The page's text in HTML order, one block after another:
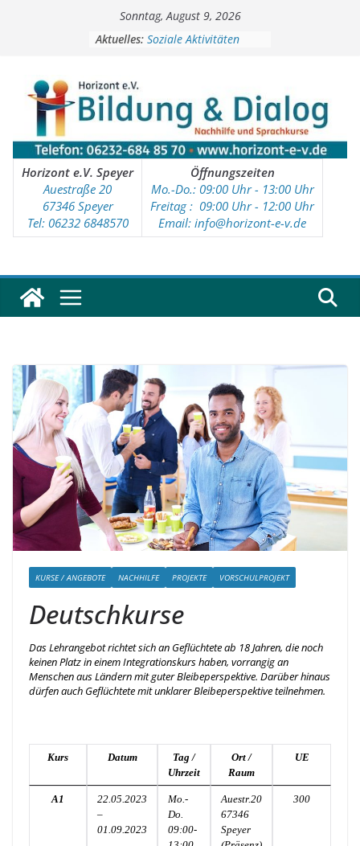
Sonntag, August 9, 2026
Aktuelles: Soziale Aktivitäten
Vorschulprojekt
Horizont e.V. Speyer
Auestraße 20
67346 Speyer
Tel: 06232 6848570
Öffnungszeiten
Mo.-Do.: 09:00 Uhr - 13:00 Uhr
Freitag : 09:00 Uhr - 12:00 Uhr
Email: info@horizont-e-v.de
KURSE / ANGEBOTE NACHHILFE PROJEKTE VORSCHULPROJEKT
Deutschkurse
Das Lehrangebot richtet sich an Geflüchtete ab 18 Jahren, die noch
keinen Platz in einem Integrationskurs haben, vorrangig an
Menschen aus Ländern mit guter Bleibeperspektive. Darüber hinaus
dürfen auch Geflüchtete mit unklarer Bleibeperspektive teilnehmen.
Kurs Datum
Tag /
Uhrzeit
Ort /
Raum
UE
A1
22.05.2023
–
01.09.2023
Mo.-
Do.
09:00-
Auestr.20
67346
Speyer
300